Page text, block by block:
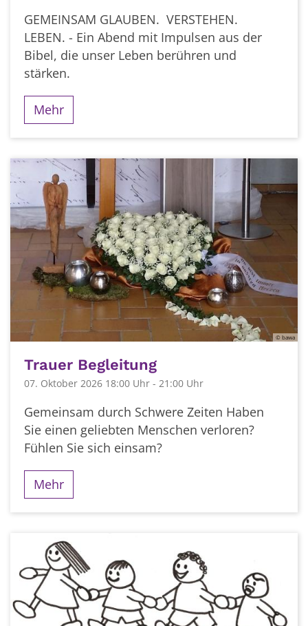
GEMEINSAM GLAUBEN. VERSTEHEN.
LEBEN. - Ein Abend mit Impulsen aus der
Bibel, die unser Leben berühren und
stärken.
Mehr
© bawa
Trauer Begleitung
07. Oktober 2026 18:00 Uhr - 21:00 Uhr
Gemeinsam durch Schwere Zeiten Haben
Sie einen geliebten Menschen verloren?
Fühlen Sie sich einsam?
Mehr